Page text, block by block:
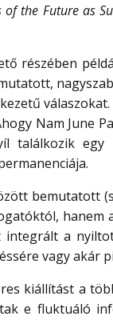
of the Future as
részében
válaszokat.
Nam June
találkozik egy
bemutatott
hanem
a
vagy akár
kiállítást a
e fluktuáló